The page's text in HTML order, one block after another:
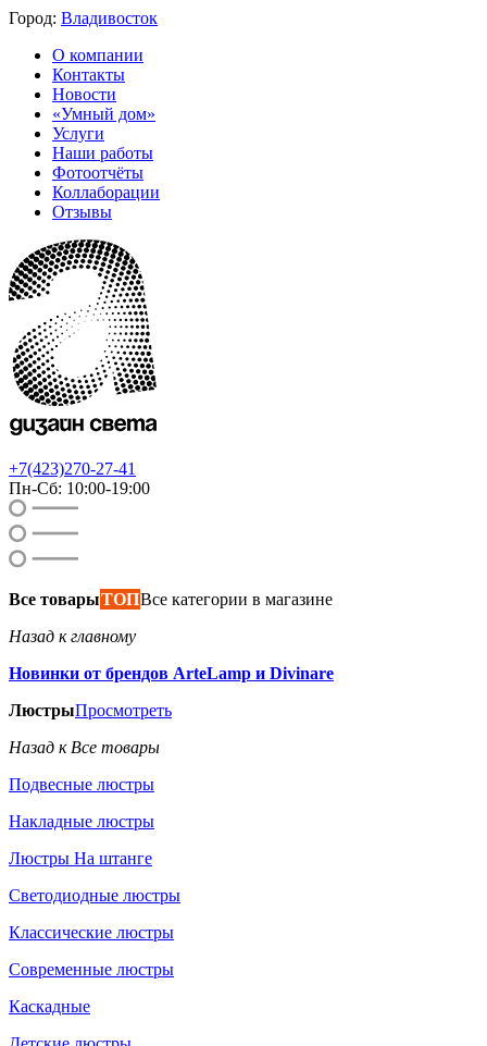
Город: Владивосток
О компании
Контакты
Новости
«Умный дом»
Услуги
Наши работы
Фотоотчёты
Коллаборации
Отзывы
+7(423)270-27-41
Пн-Сб: 10:00-19:00
Все товарыТОПВсе категории в магазине
Назад к главному
Новинки от брендов ArteLamp и Divinare
ЛюстрыПросмотреть
Назад к Все товары
Подвесные люстры
Накладные люстры
Люстры На штанге
Светодиодные люстры
Классические люстры
Современные люстры
Каскадные